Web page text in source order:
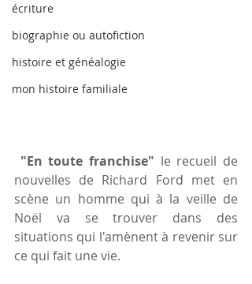
écriture
biographie ou autofiction
histoire et généalogie
mon histoire familiale
"En toute franchise" le recueil de
nouvelles de Richard Ford met en
scène un homme qui à la veille de
Noël va se trouver dans des
situations qui l'amènent à revenir sur
ce qui fait une vie.